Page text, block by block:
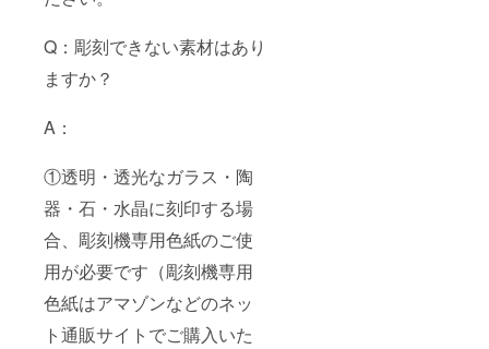
Q：彫刻できない素材はあり
ますか？
A：
①透明・透光なガラス・陶
器・石・水晶に刻印する場
合、彫刻機専用色紙のご使
用が必要です（彫刻機専用
色紙はアマゾンなどのネッ
ト通販サイトでご購入いた